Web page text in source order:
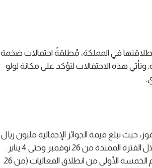
في المملكة، مُطلقةً احتفالات ضخمة
وتأتي هذه الاحتفالات لتؤكد على مكانة لولو
تبلغ قيمة الجوائز الإجمالية مليون ريال
سعودي على شكل قسائم شرائية، سيتم توزيعها على 1,600 فائز خلال الفترة الممتدة من 26 نوفمبر وحتى 4 يناير.
كما تُعزز الحملة بتوزيع 1000 عربة تسوق مجانية على العملاء في الأيام الخمسة الأولى من انطلاق الفعاليات (من 26